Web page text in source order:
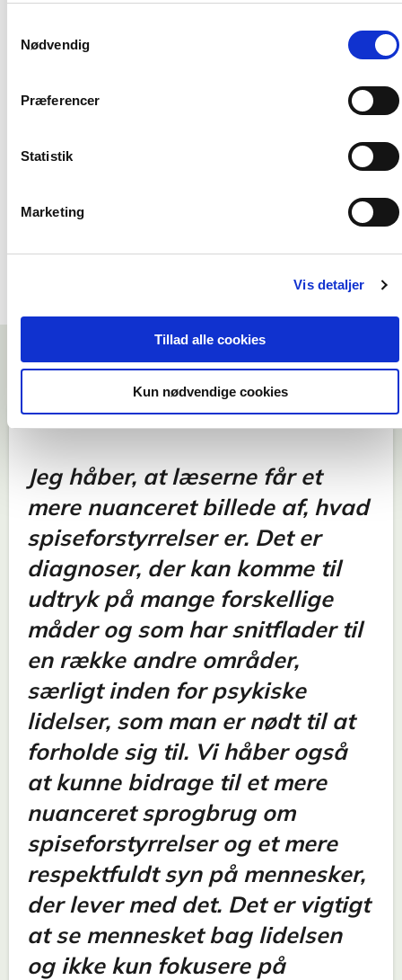
Nødvendig
Præferencer
Statistik
Marketing
Vis detaljer
Tillad alle cookies
Kun nødvendige cookies
Den meningsfulde virksomhed
I tusind stykker
Jeg håber, at læserne får et
mere nuanceret billede af, hvad
spiseforstyrrelser er. Det er
diagnoser, der kan komme til
udtryk på mange forskellige
måder og som har snitflader til
en række andre områder,
særligt inden for psykiske
lidelser, som man er nødt til at
forholde sig til. Vi håber også
at kunne bidrage til et mere
nuanceret sprogbrug om
spiseforstyrrelser og et mere
respektfuldt syn på mennesker,
der lever med det. Det er vigtigt
at se mennesket bag lidelsen
og ikke kun fokusere på